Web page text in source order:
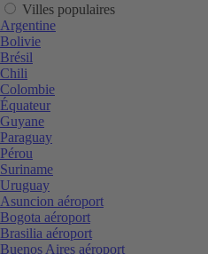
Villes populaires
Argentine
Bolivie
Brésil
Chili
Colombie
Équateur
Guyane
Paraguay
Pérou
Suriname
Uruguay
Asuncion aéroport
Bogota aéroport
Brasilia aéroport
Buenos Aires aéroport